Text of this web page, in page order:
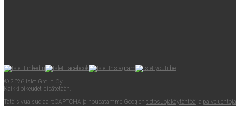
© 2026 Islet Group Oy
Kaik­ki oikeu­det pidätetään.
Tätä sivua suo­jaa reCAPTC­HA ja nou­da­tam­me Googlen tie­to­suo­ja­käy­tän­töä ja pal­ve­lueh­to­ja